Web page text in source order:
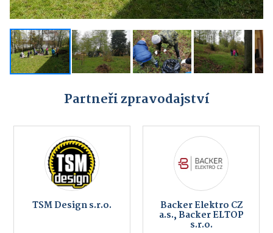
Partneři zpravodajství
TSM Design s.r.o. Backer Elektro CZ
a.s., Backer ELTOP
s.r.o.